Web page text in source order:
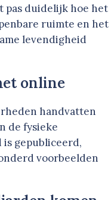
pas duidelijk hoe het
ruimte en het
levendigheid
online
handvatten
de fysieke
is gepubliceerd,
voorbeelden